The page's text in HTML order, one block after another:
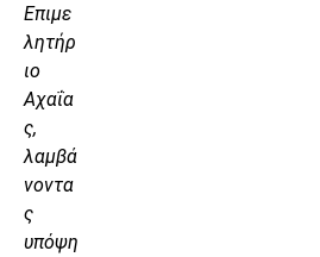
Επιμε
λητήρ
ιο
Αχαΐα
ς,
λαμβά
νοντα
ς
υπόψη